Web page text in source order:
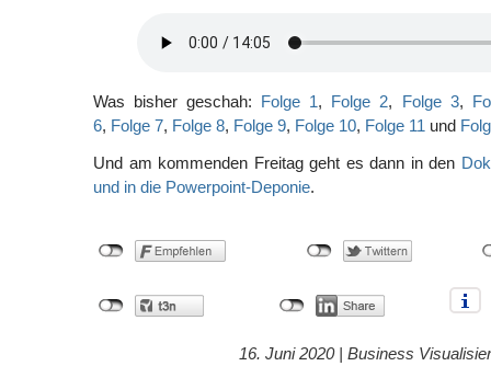
Was bisher geschah: Folge 1, Folge 2, Folge 3,
6, Folge 7, Folge 8, Folge 9, Folge 10, Folge 11 und
Und am kommenden Freitag geht es dann in den
und in die Powerpoint-Deponie.
16. Juni 2020 | Business